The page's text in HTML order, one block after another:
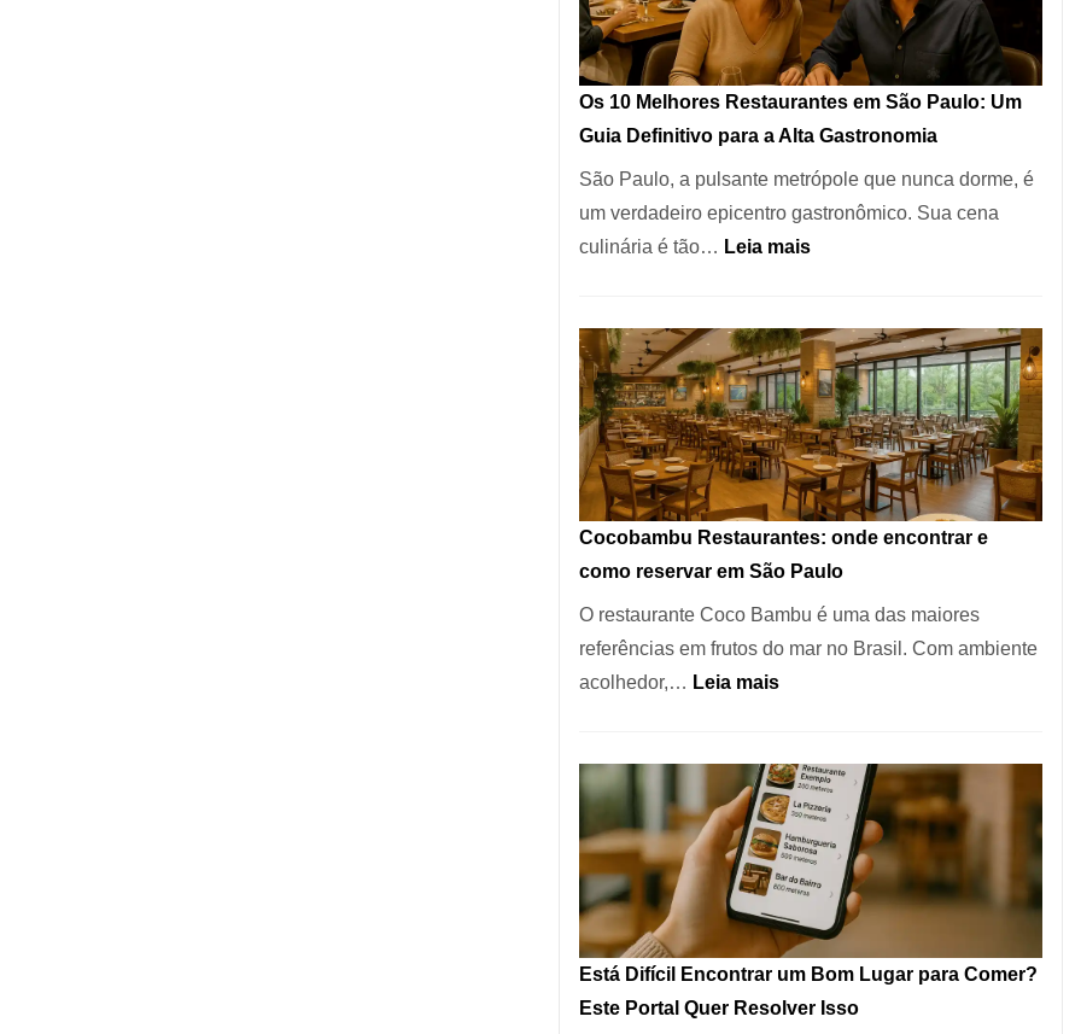
pizza
artesanal
no
forno
à
lenha
na
Vila
Os 10 Melhores Restaurantes em São Paulo: Um
Guia Definitivo para a Alta Gastronomia
São Paulo, a pulsante metrópole que nunca dorme, é
um verdadeiro epicentro gastronômico. Sua cena
culinária é tão… Leia mais:
Melhores
Restaurantes
em
São
Paulo:
Um
Guia
Definitivo
para
a
Cocobambu Restaurantes: onde encontrar e
como reservar em São Paulo
O restaurante Coco Bambu é uma das maiores
referências em frutos do mar no Brasil. Com ambiente
acolhedor,… Leia mais:
onde
encontrar
e
como
reservar
em
São
Paulo
Está Difícil Encontrar um Bom Lugar para Comer?
Este Portal Quer Resolver Isso